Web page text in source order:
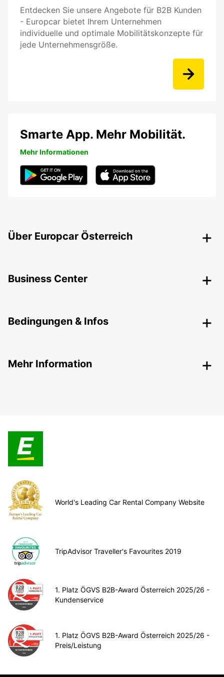
Entdecken Sie unsere Angebote für B2B Kunden
- Europcar bietet Ihrem Unternehmen
individuelle und optimale Mobilitätskonzepte für
jede Unternehmensgröße.
Smarte App. Mehr Mobilität.
Mehr Informationen
Über Europcar Österreich
Business Center
Bedingungen & Infos
Mehr Information
World's Leading Car Rental Company Website
TripAdvisor Traveller's Favourites 2019
1. Platz ÖGVS B2B-Award Österreich 2025/26 -
Kundenservice
1. Platz ÖGVS B2B-Award Österreich 2025/26 -
Preis/Leistung